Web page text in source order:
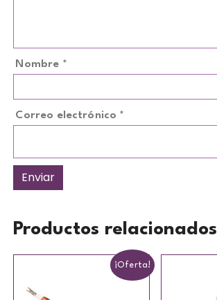
Nombre *
Correo electrónico *
Productos relacionados
¡Oferta!